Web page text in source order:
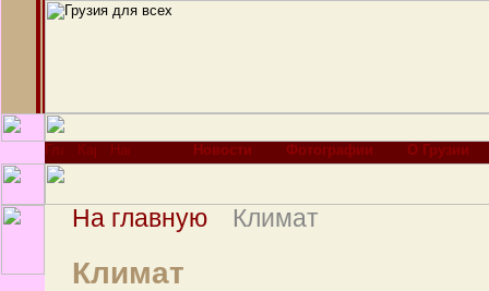
Новости Фотографии О Грузии
На главную Климат
Климат